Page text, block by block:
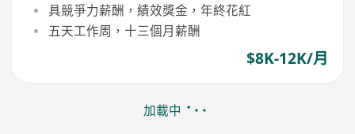
具競爭力薪酬，績效獎金，年終花紅
五天工作周，十三個月薪酬
$8K-12K/月
加載中